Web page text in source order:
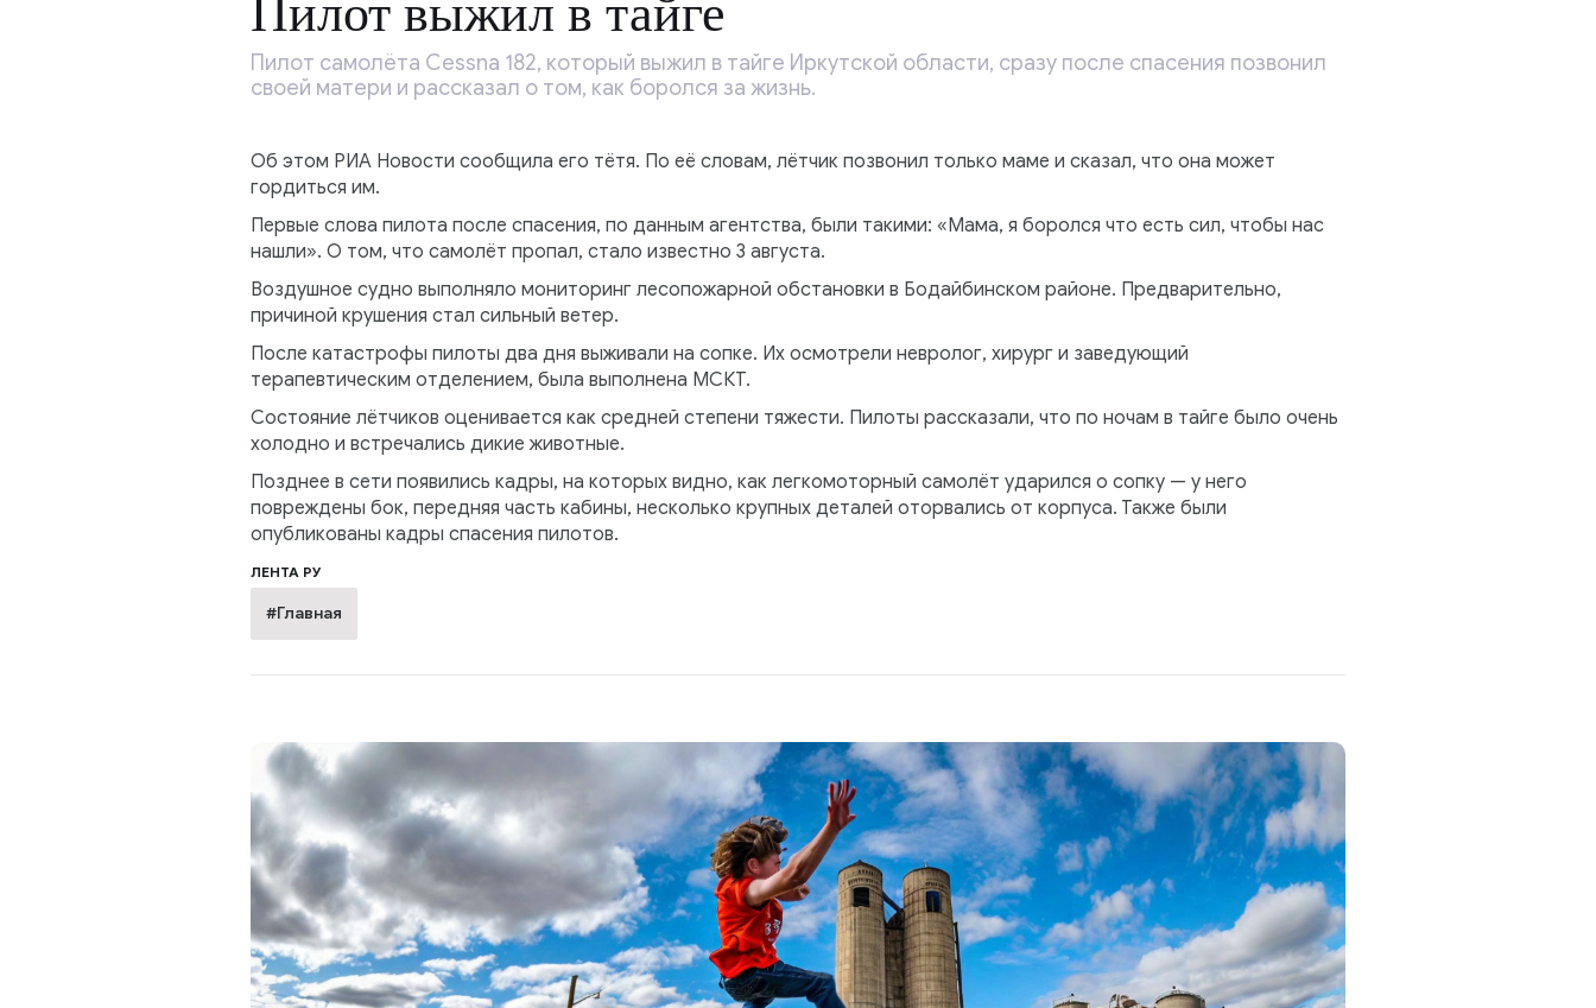
Пилот выжил в тайге
Пилот самолёта Cessna 182, который выжил в тайге Иркутской области, сразу после спасения позвонил
своей матери и рассказал о том, как боролся за жизнь.
Об этом РИА Новости сообщила его тётя. По её словам, лётчик позвонил только маме и сказал, что она может
гордиться им.
Первые слова пилота после спасения, по данным агентства, были такими: «Мама, я боролся что есть сил, чтобы нас
нашли». О том, что самолёт пропал, стало известно 3 августа.
Воздушное судно выполняло мониторинг лесопожарной обстановки в Бодайбинском районе. Предварительно,
причиной крушения стал сильный ветер.
После катастрофы пилоты два дня выживали на сопке. Их осмотрели невролог, хирург и заведующий
терапевтическим отделением, была выполнена МСКТ.
Состояние лётчиков оценивается как средней степени тяжести. Пилоты рассказали, что по ночам в тайге было очень
холодно и встречались дикие животные.
Позднее в сети появились кадры, на которых видно, как легкомоторный самолёт ударился о сопку — у него
повреждены бок, передняя часть кабины, несколько крупных деталей оторвались от корпуса. Также были
опубликованы кадры спасения пилотов.
ЛЕНТА РУ
#Главная